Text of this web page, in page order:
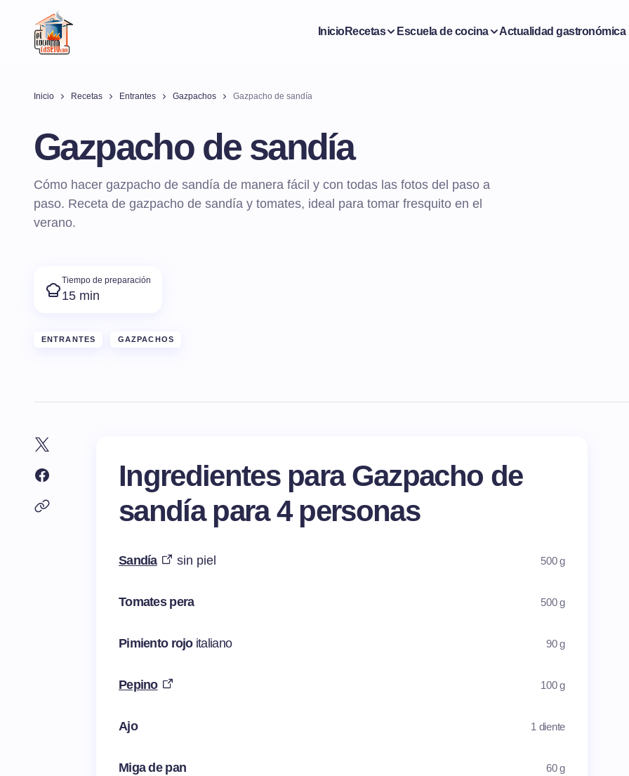
InicioRecetas Escuela de cocina Actualidad gastronómica
Inicio Recetas Entrantes Gazpachos Gazpacho de sandía
Gazpacho de sandía
Cómo hacer gazpacho de sandía de manera fácil y con todas las fotos del paso a
paso. Receta de gazpacho de sandía y tomates, ideal para tomar fresquito en el
verano.
Tiempo de preparación
15 min
ENTRANTES GAZPACHOS
Ingredientes para Gazpacho de
sandía para 4 personas
Sandía sin piel 500 g
Tomates pera 500 g
Pimiento rojo italiano 90 g
Pepino 100 g
Ajo 1 diente
Miga de pan 60 g